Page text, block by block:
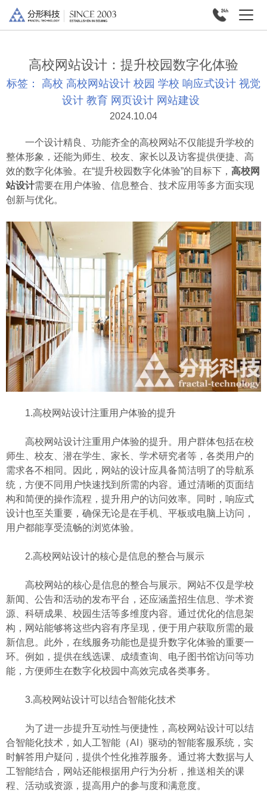
高校网站设计：提升校园数字化体验
标签： 高校 高校网站设计 校园 学校 响应式设计 视觉
设计 教育 网页设计 网站建设
2024.10.04
一个设计精良、功能齐全的高校网站不仅能提升学校的
整体形象，还能为师生、校友、家长以及访客提供便捷、高
效的数字化体验。在“提升校园数字化体验”的目标下， 高校网
站设计需要在用户体验、信息整合、技术应用等多方面实现
创新与优化。
1.高校网站设计注重用户体验的提升
高校网站设计注重用户体验的提升。用户群体包括在校
师生、校友、潜在学生、家长、学术研究者等，各类用户的
需求各不相同。因此，网站的设计应具备简洁明了的导航系
统，方便不同用户快速找到所需的内容。通过清晰的页面结
构和简便的操作流程，提升用户的访问效率。同时，响应式
设计也至关重要，确保无论是在手机、平板或电脑上访问，
用户都能享受流畅的浏览体验。
2.高校网站设计的核心是信息的整合与展示
高校网站的核心是信息的整合与展示。网站不仅是学校
新闻、公告和活动的发布平台，还应涵盖招生信息、学术资
源、科研成果、校园生活等多维度内容。通过优化的信息架
构，网站能够将这些内容有序呈现，便于用户获取所需的最
新信息。此外，在线服务功能也是提升数字化体验的重要一
环。例如，提供在线选课、成绩查询、电子图书馆访问等功
能，方便师生在数字化校园中高效完成各类事务。
3.高校网站设计可以结合智能化技术
为了进一步提升互动性与便捷性，高校网站设计可以结
合智能化技术，如人工智能（AI）驱动的智能客服系统，实
时解答用户疑问，提供个性化推荐服务。通过将大数据与人
工智能结合，网站还能根据用户行为分析，推送相关的课
程、活动或资源，提高用户的参与度和满意度。